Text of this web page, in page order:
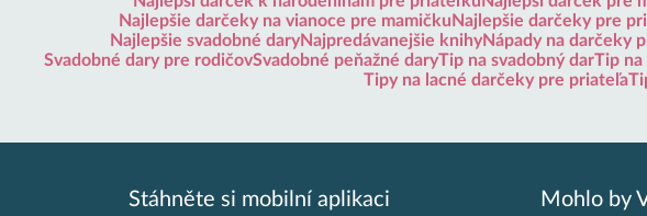
Najlepšie darčeky na vianoce pre mamičku Najlepšie darčeky pre
Najlepšie svadobné daryNajpredávanejšie knihyNápady na darčeky
Svadobné dary pre rodičovSvadobné peňažné daryTip na svadobný darTip na
Tipy na lacné darčeky pre priateľa
Stáhněte si mobilní aplikaci Mohlo by